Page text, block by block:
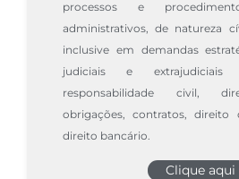
processos e
administrativos, de natureza
inclusive em demandas
judiciais e extrajudiciais
responsabilidade civil,
obrigações, contratos,
direito bancário.
Clique aqui